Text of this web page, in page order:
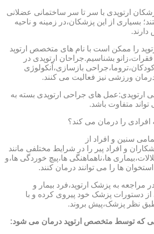
ارتوپدی با سر تا سر ساختمانی عضلانی
بسیاری از این پزشکان،در زمینه و ناحیه
را ممکن است با نام های متخصص ارتوپد
بشناسیم.جراحان ارتوپدی در
بازسازی،آنکولوژی
ورزشی نیز فعالیت می کنند.
ارتوپدی:عمل های جراحی ارتوپدی بسته به
تواند متفاوت باشد.
را درمان می کند؟
سنین و افراد از
و افراد پیر را در شرایط مختلفی مانند
ها،ناهماهنگی ها،پیچ خوردگی ها،و
ها را می توانند درمان کنند.
به پزشک ارتوپد،فرد بیمار و
از دستورات پزشک خود پیروی کرده و با
نظر پزشک،پیش بروند.
که توسط متخصص ارتوپد درمان می شود: